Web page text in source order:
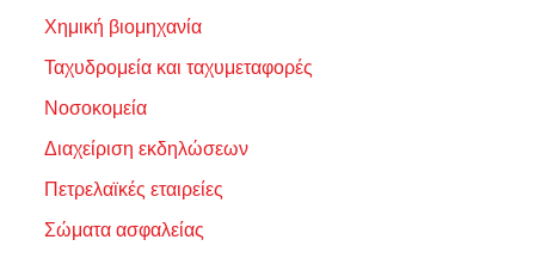
Χημική βιομηχανία
Ταχυδρομεία και ταχυμεταφορές
Νοσοκομεία
Διαχείριση εκδηλώσεων
Πετρελαϊκές εταιρείες
Σώματα ασφαλείας